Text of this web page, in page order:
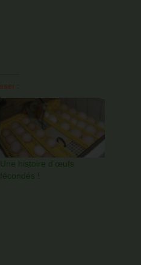
Une histoire d’œufs
fécondés !